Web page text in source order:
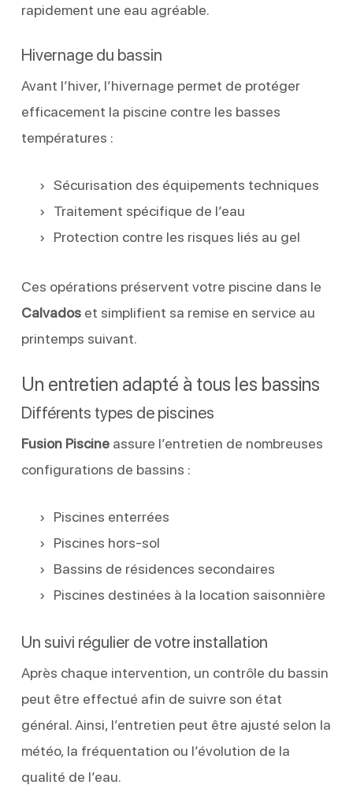
rapidement une eau agréable.
Hivernage du bassin
Avant l’hiver, l’hivernage permet de protéger
efficacement la piscine contre les basses
températures :
Sécurisation des équipements techniques
Traitement spécifique de l’eau
Protection contre les risques liés au gel
Ces opérations préservent votre piscine dans le
Calvadoset simplifient sa remise en service au
printemps suivant.
Un entretien adapté à tous les bassins
Différents types de piscines
Fusion Piscineassure l’entretien de nombreuses
configurations de bassins :
Piscines enterrées
Piscines hors-sol
Bassins de résidences secondaires
Piscines destinées à la location saisonnière
Un suivi régulier de votre installation
Après chaque intervention, un contrôle du bassin
peut être effectué afin de suivre son état
général. Ainsi, l’entretien peut être ajusté selon la
météo, la fréquentation ou l’évolution de la
qualité de l’eau.